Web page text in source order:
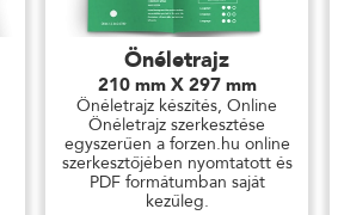
Önéletrajz
210 mm X 297 mm
Önéletrajz készítés, Online
Önéletrajz szerkesztése
egyszerűen a forzen.hu online
szerkesztőjében nyomtatott és
PDF formátumban saját
kezűleg.